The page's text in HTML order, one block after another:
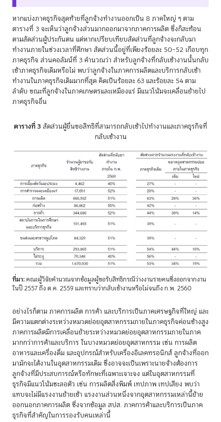
หากแบ่งภาคธุรกิจสุดท้ายที่ลูกจ้างทำงานออกเป็น 8 ภาคใหญ่ ๆ ตาม
ตารางที่ 3 จะเห็นว่าลูกจ้างส่วนมากออกมาจากภาคการผลิต ซึ่งก็สะท้อน
ตามสัดส่วนผู้ประกันตน แต่หากเปรียบเทียบสัดส่วนที่ลูกจ้างจะกลับมา
ทำงานภายในช่วงเวลาที่ศึกษา สัดส่วนนี้อยู่ที่เพียงร้อยละ 50–52 เกือบทุก
ภาคธุรกิจ ส่วนคอลัมน์ที่ 3 คำนวณว่า สำหรับลูกจ้างที่กลับเข้างานนั้นกลับ
เข้าภาคธุรกิจเดิมหรือไม่ พบว่าลูกจ้างในภาคการผลิตและบริการกลับเข้า
ทำงานในภาคธุรกิจเดิมมากที่สุด คิดเป็นร้อยละ 63 และร้อยละ 54 ตาม
ลำดับ ขณะที่ลูกจ้างในภาคเกษตรและเหมืองแร่ มีแนวโน้มจะเคลื่อนย้ายไป
ภาคธุรกิจอื่น
ตารางที่ 3สัดส่วนผู้ยื่นขอสิทธิที่สามารถกลับเข้าไปทำงานและภาคธุรกิจที่
กลับเข้างาน
ที่มา:คณะผู้วิจัยคำนวณจากข้อมูลผู้ขอรับสิทธิกรณีว่างงานรายคนซึ่งออกจากงาน
ในปี 2557 ถึง ต.ค. 2559 และทราบว่ากลับเข้างานหรือไม่จนถึง ก.พ. 2560
อย่างไรก็ตาม ภาคการผลิต การค้า และบริการเป็นภาคเศรษฐกิจที่ใหญ่ และ
มีความแตกต่างระหว่างหมวดย่อยอุตสาหกรรมภายในภาคธุรกิจค่อนข้างสูง
ภาคการผลิตมีการเคลื่อนย้ายระหว่างหมวดย่อยอุตสาหกรรมภายในภาค
มากกว่าการค้าและบริการ ในบางหมวดย่อยอุตสาหกรรม เช่น การผลิต
อาหารและเครื่องดื่ม และอุปกรณ์สำหรับเครื่องอิเลคทรอนิกส์ ลูกจ้างที่ออก
มามักจะได้งานในอุตสาหกรรมเดิม ซึ่งอาจจะเป็นเพราะนายจ้างต้องการ
ลูกจ้างที่มีประสบการณ์หรือทักษะที่เฉพาะเจาะจง แต่ในอุตสาหกรรมที่
ธุรกิจมีแนวโน้มชะลอตัว เช่น การผลิตสิ่งพิมพ์ เทปภาพ เทปเสียง พบว่า
แทบจะไม่มีแรงงานย้ายเข้า แรงงานส่วนหนึ่งจากอุตสาหกรรมเหล่านี้ย้าย
ออกนอกภาคการผลิต ซึ่งจากข้อมูล สปส. ภาคการค้าและบริการเป็นภาค
ธุรกิจที่สำคัญในการรองรับคนเหล่านี้